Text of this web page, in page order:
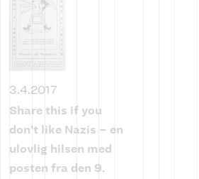
3.4.2017
Share this if you
don’t like Nazis – en
ulovlig hilsen med
posten fra den 9.